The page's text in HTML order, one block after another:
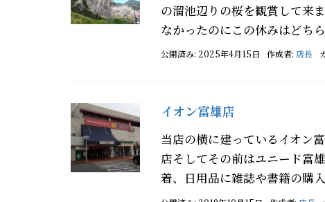
の溜池辺りの桜を観賞して来
なかったのにこの休みはどち
公開済み: 2025年4月15日 作成者: 店長
イオン富雄店
当店の横に建っているイオン
店そしてその前はユニード富
着、日用品に雑誌や書籍の購